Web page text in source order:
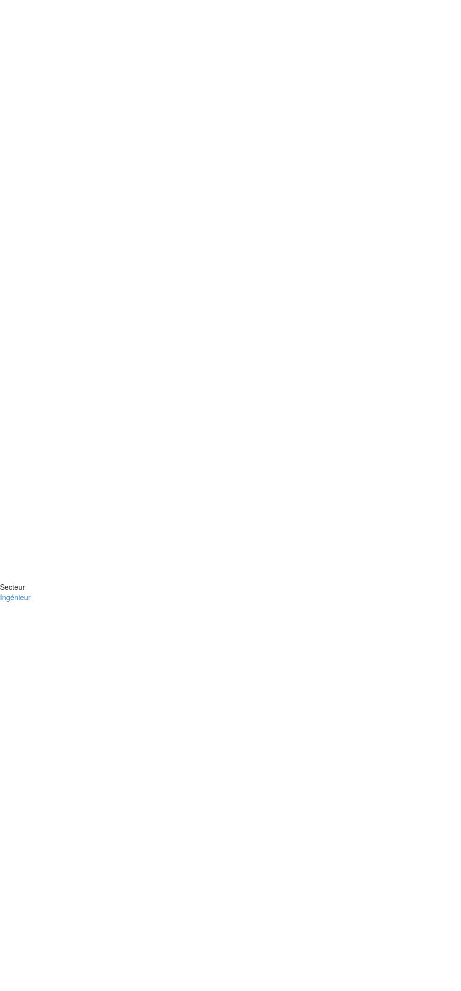
Secteur
Ingénieur